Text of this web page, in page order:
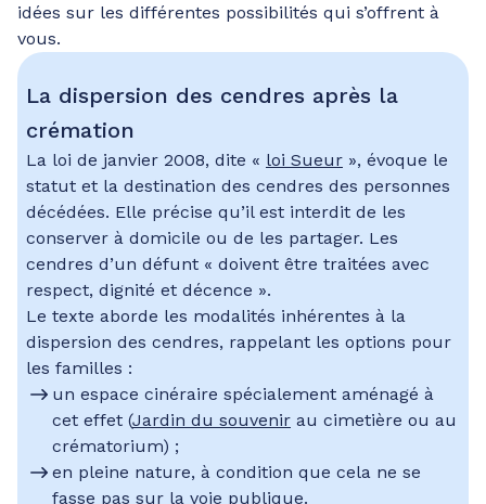
idées sur les différentes possibilités qui s’offrent à
vous.
La dispersion des cendres après la
crémation
La loi de janvier 2008, dite « loi Sueur », évoque le
statut et la destination des cendres des personnes
décédées. Elle précise qu’il est interdit de les
conserver à domicile ou de les partager. Les
cendres d’un défunt « doivent être traitées avec
respect, dignité et décence ».
Le texte aborde les modalités inhérentes à la
dispersion des cendres, rappelant les options pour
les familles :
un espace cinéraire spécialement aménagé à
cet effet (Jardin du souvenir au cimetière ou au
crématorium) ;
en pleine nature, à condition que cela ne se
fasse pas sur la voie publique.